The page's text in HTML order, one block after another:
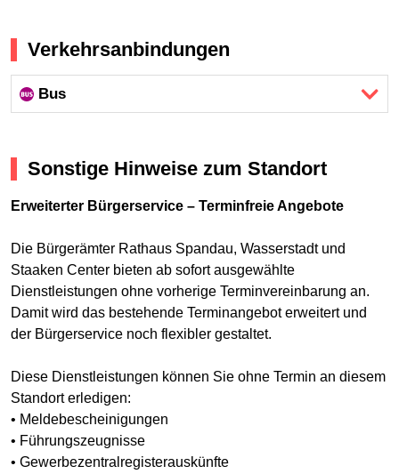
Verkehrsanbindungen
Bus
Sonstige Hinweise zum Standort
Erweiterter Bürgerservice – Terminfreie Angebote
Die Bürgerämter Rathaus Spandau, Wasserstadt und
Staaken Center bieten ab sofort ausgewählte
Dienstleistungen ohne vorherige Terminvereinbarung an.
Damit wird das bestehende Terminangebot erweitert und
der Bürgerservice noch flexibler gestaltet.
Diese Dienstleistungen können Sie ohne Termin an diesem
Standort erledigen:
• Meldebescheinigungen
• Führungszeugnisse
• Gewerbezentralregisterauskünfte